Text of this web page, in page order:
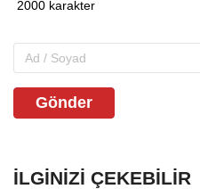
Gönder
İLGINIZI ÇEKEBILIR